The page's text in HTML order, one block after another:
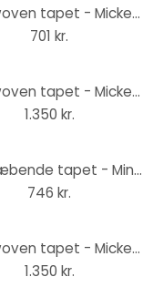
Non-woven tapet - Mickey American Classic - 100 x 250 cm
701 kr.
Non-woven tapet - Mickey Mixup - 250 x 280 cm
1.350 kr.
Selvklæbende tapet - Minnie Line Art - 125 x 125 cm
746 kr.
Non-woven tapet - Mickey Organic Shapes - 250 x 280 cm
1.350 kr.